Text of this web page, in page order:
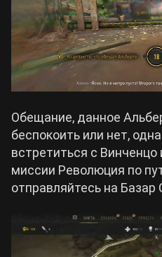
Обещание, данное
беспокоить или нет,
встретиться с
миссии Революция по
отправляйтесь на Базар